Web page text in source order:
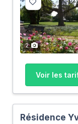
2
Voir les
Résidence